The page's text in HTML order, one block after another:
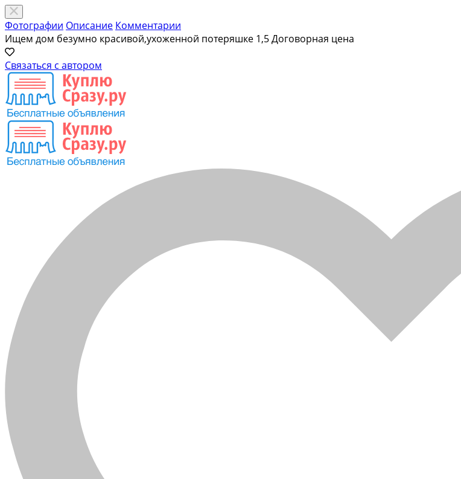
Фотографии Описание Комментарии
Ищем дом безумно красивой,ухоженной потеряшке 1,5Договорная цена
Связаться с автором